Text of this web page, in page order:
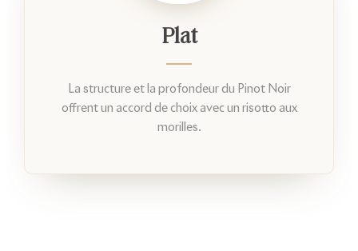
Plat
La structure et la profondeur du Pinot Noir
offrent un accord de choix avec un risotto aux
morilles.